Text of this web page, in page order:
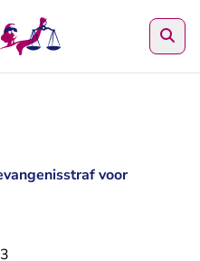
voor